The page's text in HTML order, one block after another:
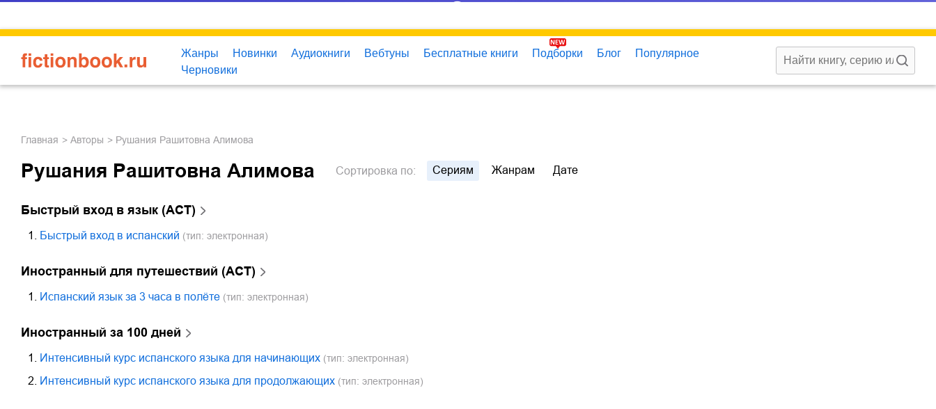
Жанры Новинки Аудиокниги Вебтуны Бесплатные книги Подборки Блог
Популярное
Черновики
Главная Авторы Рушания Рашитовна Алимова
Рушания Рашитовна Алимова Сортировка по: Сериям Жанрам Дате
Быстрый вход в язык (АСТ)
1. Быстрый вход в испанский (тип: электронная)
Иностранный для путешествий (АСТ)
1. Испанский язык за 3 часа в полёте (тип: электронная)
Иностранный за 100 дней
1. Интенсивный курс испанского языка для начинающих (тип: электронная)
2. Интенсивный курс испанского языка для продолжающих (тип: электронная)